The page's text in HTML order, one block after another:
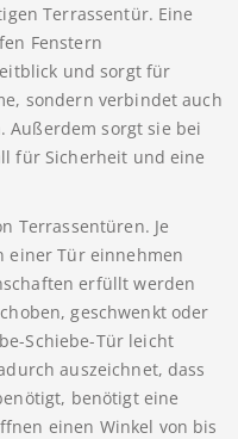
Terrassentür. Eine
Fenstern
und sorgt für
sondern verbindet auch
Außerdem sorgt sie bei
für Sicherheit und eine
Terrassentüren. Je
einer Tür einnehmen
erfüllt werden
geschwenkt oder
Schiebe-Tür leicht
auszeichnet, dass
benötigt eine
einen Winkel von bis